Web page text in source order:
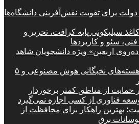
برای تقویت نقش‌آفرینی دانشگاه‌ها
سیلیکونی پایه کرافت، تحریر و
سئو و کاربردها
اربعین» ویژه دانشجویان شاهد
سرمایه‌گذاری روی هسته‌های نخبگانی هوش مصنوعی و ۵
حمایت از مناطق کمتر برخوردار
فناوری از کسی اجازه نمی‌گیرد
بهترین راهکار برای محافظت از
برق